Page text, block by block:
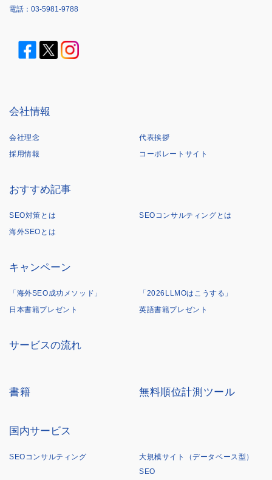
電話： 03-5981-9788
会社情報
会社理念
代表挨拶
採用情報
コーポレートサイト
おすすめ記事
SEO対策とは
SEOコンサルティングとは
海外SEOとは
キャンペーン
「海外SEO成功メソッド」
「2026LLMOはこうする」
日本書籍プレゼント
英語書籍プレゼント
サービスの流れ
書籍 無料順位計測ツール
国内サービス
SEOコンサルティング
大規模サイト（データベース型）
SEO